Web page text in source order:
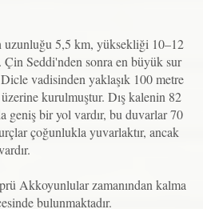
uzunluğu 5,5 km, yüksekliği 10–12
Çin Seddi'nden sonra en büyük sur
vadisinden yaklaşık 100 metre
kurulmuştur. Dış kalenin 82
geniş bir yol vardır, bu duvarlar 70
çoğunlukla yuvarlaktır, ancak
Akkoyunlular zamanından kalma
bulunmaktadır.